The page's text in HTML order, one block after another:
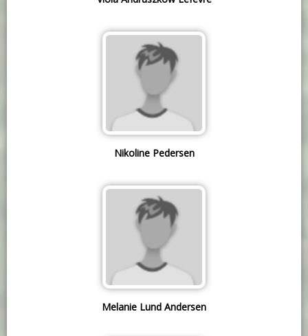
Nikoline Pedersen
Melanie Lund Andersen